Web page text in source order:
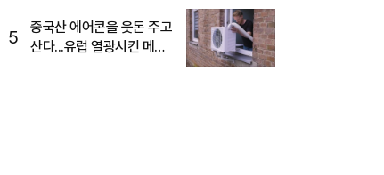
5
중국산 에어콘을 웃돈 주고
산다...유럽 열광시킨 메이